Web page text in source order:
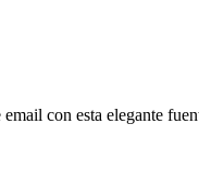
con esta elegante